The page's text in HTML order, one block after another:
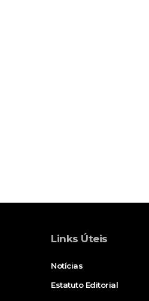
Links Úteis
Notícias
Estatuto Editorial